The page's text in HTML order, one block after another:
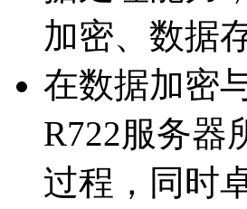
加密、数
在数据加密
R722服务器
过程，同